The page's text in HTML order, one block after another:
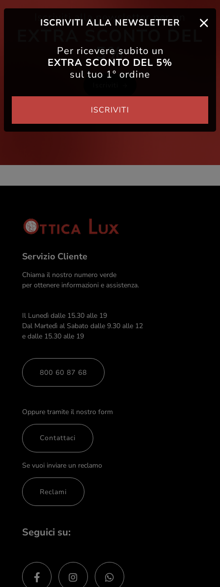
Iscriviti alla newsletter per un
5%
Servizio Cliente
Chiama il nostro numero verde
per ottenere informazioni e assistenza.
Il Lunedì dalle 15.30 alle 19
Dal Martedì al Sabato dalle 9.30 alle 12
e dalle 15.30 alle 19
800 60 87 68
Oppure tramite il nostro form
Contattaci
Se vuoi inviare un reclamo
Reclami
Seguici su:
ISCRIVITI ALLA NEWSLETTER
Per ricevere subito un
EXTRA SCONTO DEL 5%
sul tuo 1° ordine
ISCRIVITI